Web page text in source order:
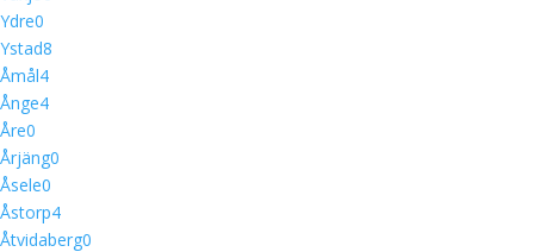
Ydre0
Ystad8
Åmål4
Ånge4
Åre0
Årjäng0
Åsele0
Åstorp4
Åtvidaberg0